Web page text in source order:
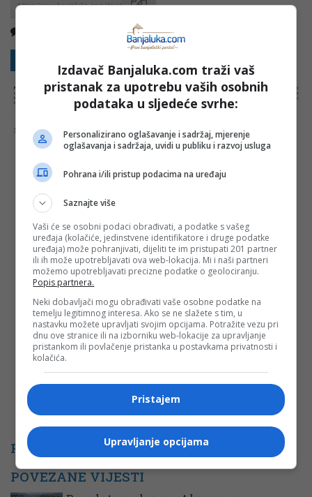
Kopirati
NAPOMENA:
Komentari odražavaju stavove njihovih autora, a ne nužno i stavove internet portala Banjaluka.com. Molimo korisnike da se suzdrže od
vrijeđanja, psovanja i vulgarnog izražavanja. Portal Banjaluka.com zadržava pravo da obriše komentar bez najave i objašnjenja. Zbog velikog broja
komentara Banjaluka.com nije dužan obrisati sve komentare koji krše pravila. Kao čitalac takođe prihvatate mogućnost da među komentarima mogu
biti pronađeni sadržaji koji mogu biti u suprotnosti sa vašim vjerskim, moralnim i drugim načelima i uvjerenjima.
Šta mislite o ovoj temi?
Vaša e-mail adresa neće biti objavljena. Sva polja su
obavezna!
Ime*
Email*
Komentar
PROMO
POVEZANE VIJESTI
Izdavač Banjaluka.com traži vaš
pristanak za upotrebu vaših osobnih
podataka u sljedeće svrhe:
Personalizirano oglašavanje i sadržaj, mjerenje
oglašavanja i sadržaja, uvidi u publiku i razvoj usluga
Pohrana i/ili pristup podacima na uređaju
Saznajte više
Vaši će se osobni podaci obrađivati, a podatke s vašeg
uređaja (kolačiće, jedinstvene identifikatore i druge podatke
uređaja) može pohranjivati, dijeliti te im pristupati 201 partner
ili ih može upotrebljavati ova web-lokacija. Mi i naši partneri
možemo upotrebljavati precizne podatke o geolociranju.
Popis partnera.
Neki dobavljači mogu obrađivati vaše osobne podatke na
temelju legitimnog interesa. Ako se ne slažete s tim, u
nastavku možete upravljati svojim opcijama. Potražite vezu pri
dnu ove stranice ili na izborniku web-lokacije za upravljanje
pristankom ili povlačenje pristanka u postavkama privatnosti i
kolačića.
Pristajem
Upravljanje opcijama